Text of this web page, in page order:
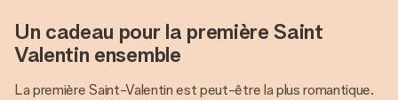
Un cadeau pour la première Saint
Valentin ensemble
La première Saint-Valentin est peut-être la plus romantique.